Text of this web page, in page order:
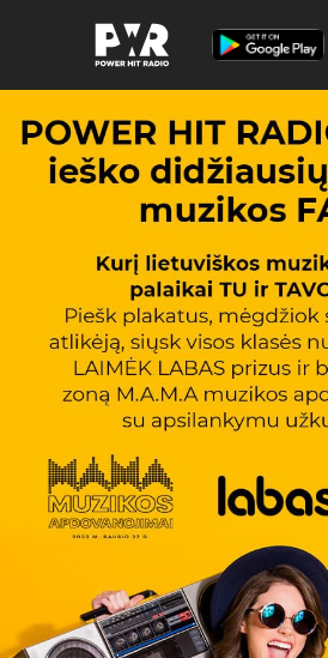
Atributika
Laidos ir Archyvas
Muzika
Apie POWER
Žaidimai